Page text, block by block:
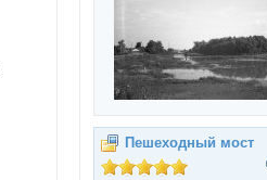
Пешеходный мост